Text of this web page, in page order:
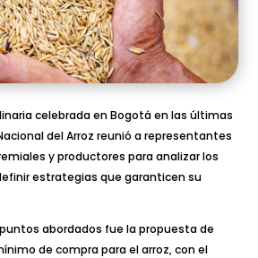
celebrada en Bogotá en las últimas
del Arroz reunió a representantes
y productores para analizar los
estrategias que garanticen su
abordados fue la propuesta de
de compra para el arroz, con el